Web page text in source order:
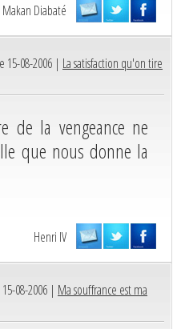
Makan Diabaté
15-08-2006 | La satisfaction qu'on tire
de la vengeance ne
que nous donne la
Henri IV
08-2006 | Ma souffrance est ma